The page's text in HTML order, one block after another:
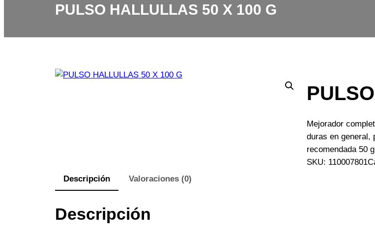
PULSO HALLULLAS 50 X 100 G
Mejorador
duras en general,
recomendada 50
SKU: 110007801
Descripción
Valoraciones (0)
Descripción